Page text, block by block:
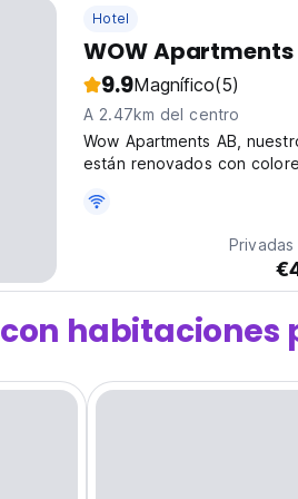
Hotel
WOW Apartments
9.9Magnífico(5)
A 2.47km del centro
Wow Apartments AB,
están renovados con
con habitaciones